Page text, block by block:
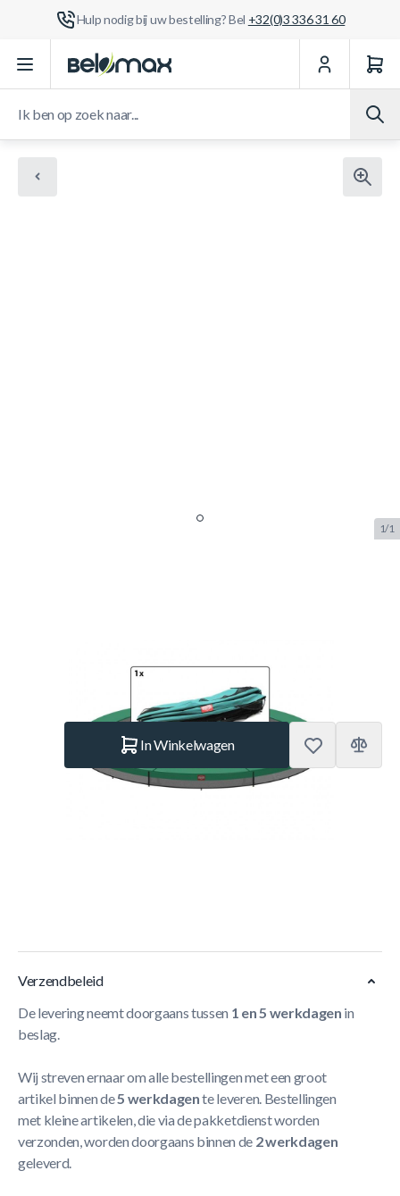
Hulp nodig bij uw bestelling? Bel +32(0)3 336 31 60
Ga naar de inhoud
1/1
In Winkelwagen
Verzendbeleid
De levering neemt doorgaans tussen 1 en 5 werkdagen in
beslag.
Wij streven ernaar om alle bestellingen met een groot
artikel binnen de5 werkdagente leveren. Bestellingen
met kleine artikelen, die via de pakketdienst worden
verzonden, worden doorgaans binnen de 2 werkdagen
geleverd.